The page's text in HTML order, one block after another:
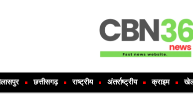
छत्तीसगढ़ राष्ट्रीय अंतर्राष्ट्रीय क्राइम